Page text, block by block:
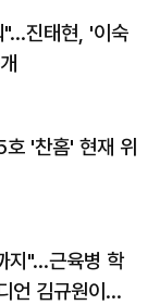
"…진태현, '이숙
'찬홈' 현재 위
지"…근육병 학
언 김규원이었